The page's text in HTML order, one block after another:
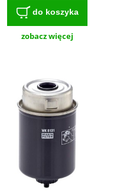
do koszyka
zobacz więcej